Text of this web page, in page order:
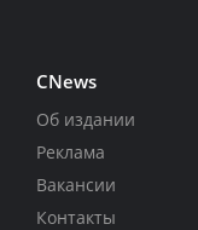
CNews
Об издании
Реклама
Вакансии
Контакты